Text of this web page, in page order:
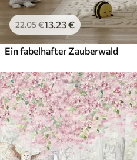
22.05€13 .23€
Ein fabelhafter Zauberwald